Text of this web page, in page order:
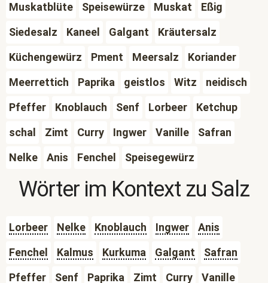
Muskatblüte Speisewürze Muskat
Eßig
Siedesalz
Kaneel Galgant
Kräutersalz
Küchengewürz
Pment Meersalz
Koriander
Meerrettich
Paprika geistlos Witz
neidisch
Pfeffer
Knoblauch Senf Lorbeer
Ketchup
schal
Zimt Curry Ingwer Vanille
Safran
Nelke
Anis Fenchel Speisegewürz
Wörter im Kontext zu Salz
Lorbeer Nelke Knoblauch Ingwer
Anis
Fenchel
Kalmus Kurkuma Galgant
Safran
Pfeffer
Senf Paprika Zimt Curry
Vanille